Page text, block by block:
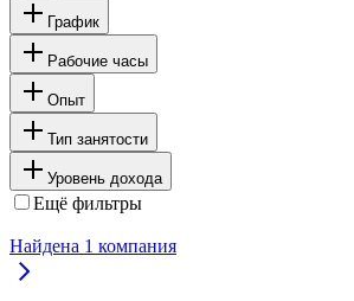
График
Рабочие часы
Опыт
Тип занятости
Уровень дохода
Ещё фильтры
Найдена 1 компания